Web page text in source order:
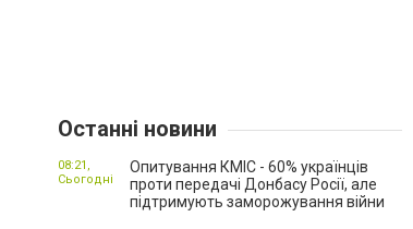
Останні новини
Опитування КМІС - 60% українців
проти передачі Донбасу Росії, але
підтримують заморожування війни
08:21,
Сьогодні